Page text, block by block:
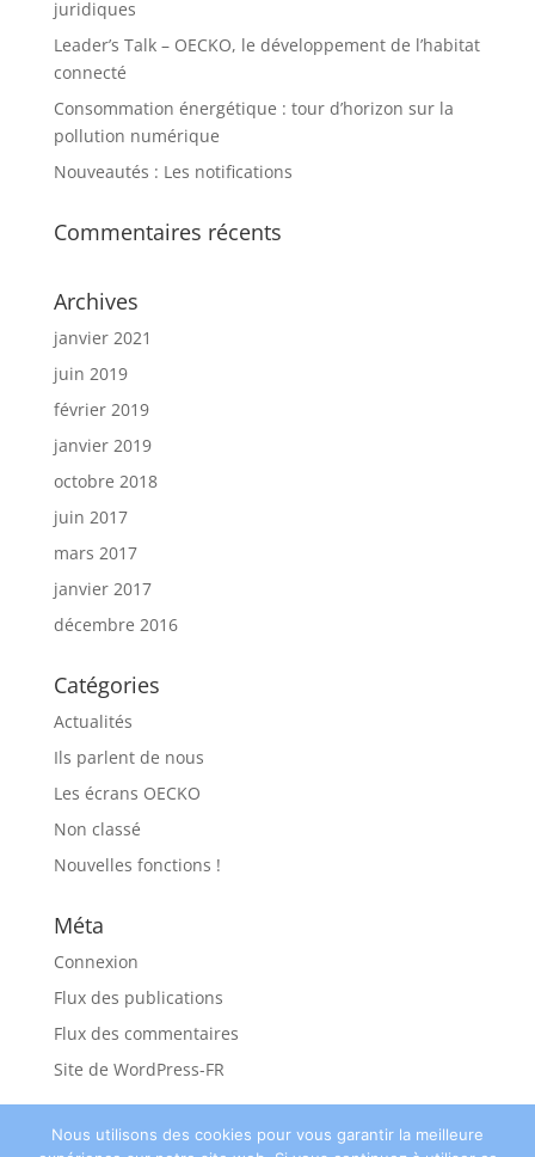
juridiques
Leader’s Talk – OECKO, le développement de l’habitat
connecté
Consommation énergétique : tour d’horizon sur la
pollution numérique
Nouveautés : Les notifications
Commentaires récents
Archives
janvier 2021
juin 2019
février 2019
janvier 2019
octobre 2018
juin 2017
mars 2017
janvier 2017
décembre 2016
Catégories
Actualités
Ils parlent de nous
Les écrans OECKO
Non classé
Nouvelles fonctions !
Méta
Connexion
Flux des publications
Flux des commentaires
Site de WordPress-FR
Nous utilisons des cookies pour vous garantir la meilleure